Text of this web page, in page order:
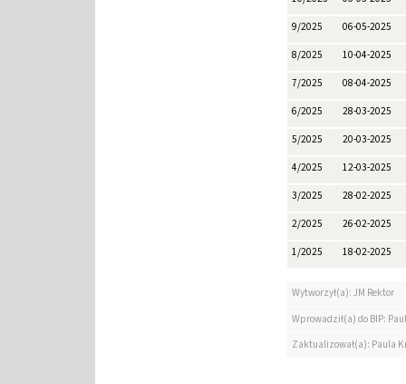
9/2025 06-05-2025
8/2025 10-04-2025
7/2025 08-04-2025
6/2025 28-03-2025
5/2025 20-03-2025
4/2025 12-03-2025
3/2025 28-02-2025
2/2025 26-02-2025
1/2025 18-02-2025
Wytworzył(a): JM Rektor
Wprowadził(a) do BIP:
Zaktualizował(a): Paula